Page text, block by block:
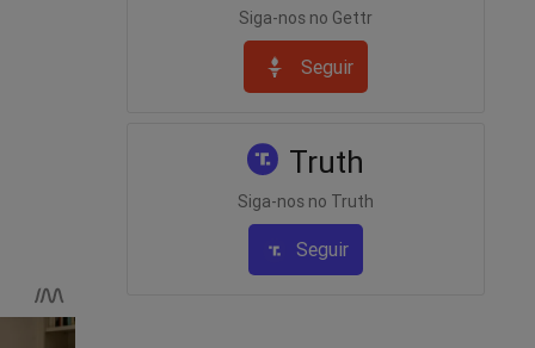
Siga-nos no Gettr
Seguir
Truth
Siga-nos no Truth
Seguir